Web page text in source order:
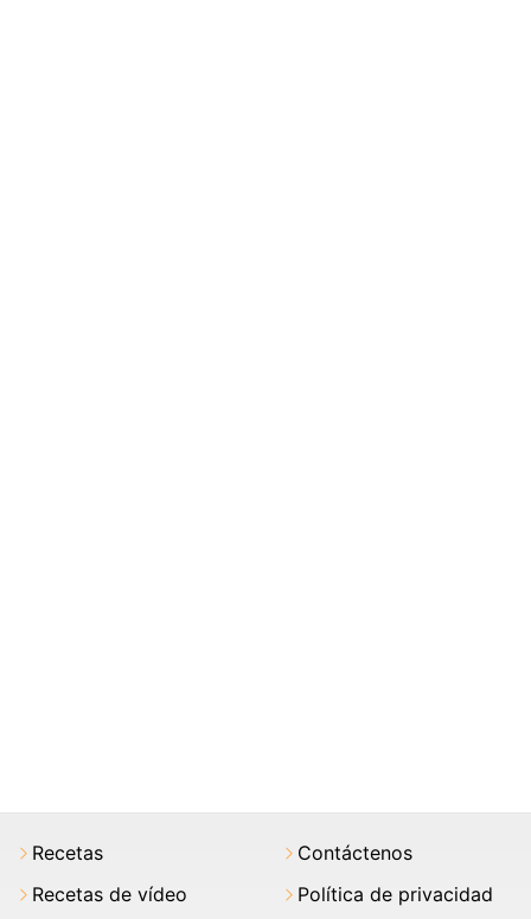
Recetas
Recetas de vídeo
Contáctenos
Política de privacidad